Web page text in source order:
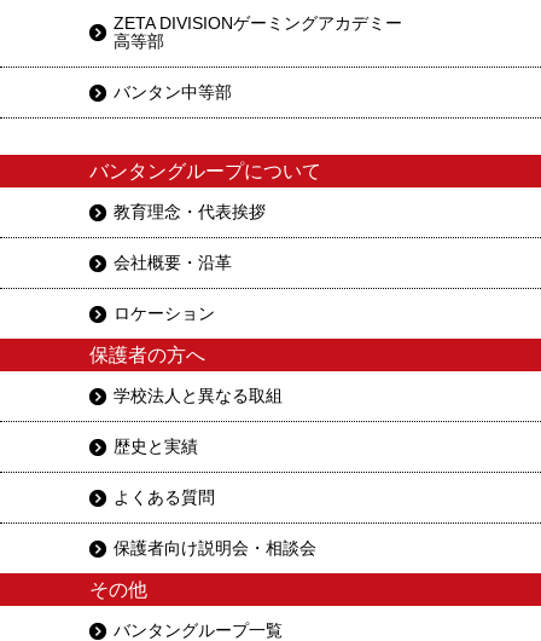
ZETA DIVISIONゲーミングアカデミー
高等部
バンタン中等部
バンタングループについて
教育理念・代表挨拶
会社概要・沿革
ロケーション
保護者の方へ
学校法人と異なる取組
歴史と実績
よくある質問
保護者向け説明会・相談会
その他
バンタングループ一覧